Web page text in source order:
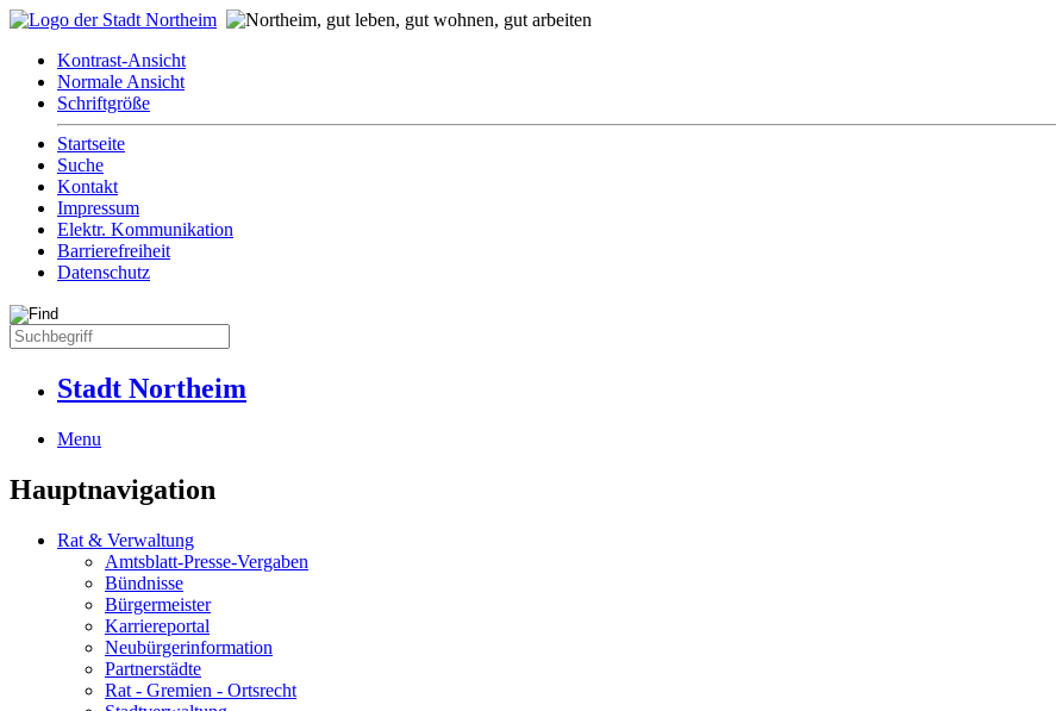
Kontrast-Ansicht
Normale Ansicht
Schriftgröße
Startseite
Suche
Kontakt
Impressum
Elektr. Kommunikation
Barrierefreiheit
Datenschutz
Stadt Northeim
Menu
Hauptnavigation
Rat & Verwaltung
Amtsblatt-Presse-Vergaben
Bündnisse
Bürgermeister
Karriereportal
Neubürgerinformation
Partnerstädte
Rat - Gremien - Ortsrecht